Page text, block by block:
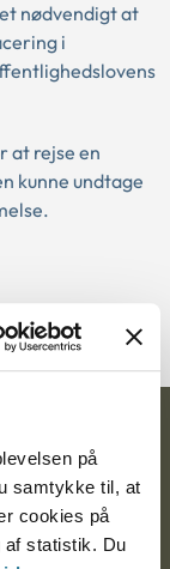
på
samtykke til, at
cookies på
af statistik. Du
nødvendigt at
i
at rejse en
kunne undtage